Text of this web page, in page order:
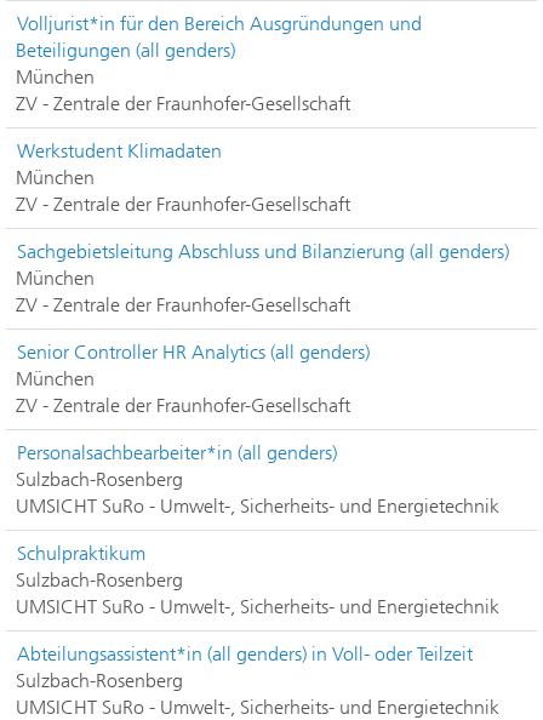
Volljurist*in für den Bereich Ausgründungen und
Beteiligungen (all genders)
München
ZV - Zentrale der Fraunhofer-Gesellschaft
Werkstudent Klimadaten
München
ZV - Zentrale der Fraunhofer-Gesellschaft
Sachgebietsleitung Abschluss und Bilanzierung (all genders)
München
ZV - Zentrale der Fraunhofer-Gesellschaft
Senior Controller HR Analytics (all genders)
München
ZV - Zentrale der Fraunhofer-Gesellschaft
Personalsachbearbeiter*in (all genders)
Sulzbach-Rosenberg
UMSICHT SuRo - Umwelt-, Sicherheits- und Energietechnik
Schulpraktikum
Sulzbach-Rosenberg
UMSICHT SuRo - Umwelt-, Sicherheits- und Energietechnik
Abteilungsassistent*in (all genders) in Voll- oder Teilzeit
Sulzbach-Rosenberg
UMSICHT SuRo - Umwelt-, Sicherheits- und Energietechnik